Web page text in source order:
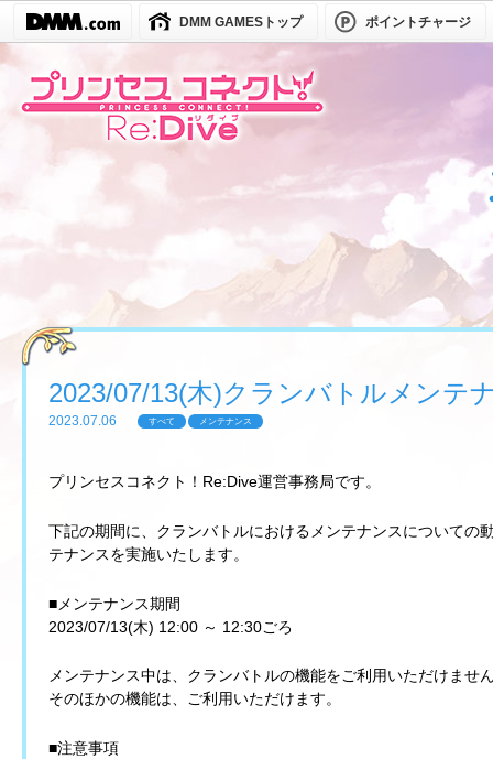
DMM GAMESトップ ポイントチャージ
2023/07/13(木)クランバトルメンテ
2023.07.06 すべて メンテナンス
プリンセスコネクト！Re:Dive運営事務局です。
下記の期間に、クランバトルにおけるメンテナンスについての
テナンスを実施いたします。
■メンテナンス期間
2023/07/13(木) 12:00 ～ 12:30ごろ
メンテナンス中は、クランバトルの機能をご利用いただけませ
そのほかの機能は、ご利用いただけます。
■注意事項